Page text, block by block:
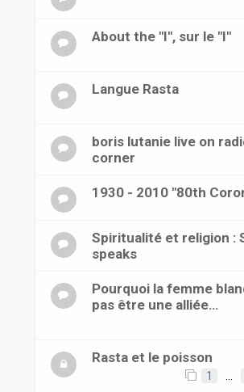
About the "I", sur le "I"
Langue Rasta
boris lutanie live on
corner
1930 - 2010 "80th
Spiritualité et religion :
speaks
Pourquoi la femme
pas être une alliée…
Rasta et le poisson
1